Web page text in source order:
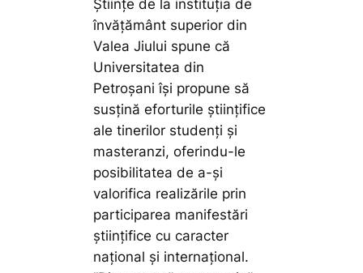
Științe de la instituția de
învățământ superior din
Valea Jiului spune că
Universitatea din
Petroşani îşi propune să
susţină eforturile ştiinţifice
ale tinerilor studenţi şi
masteranzi, oferindu-le
posibilitatea de a-şi
valorifica realizările prin
participarea manifestări
ştiinţifice cu caracter
naţional şi internaţional.